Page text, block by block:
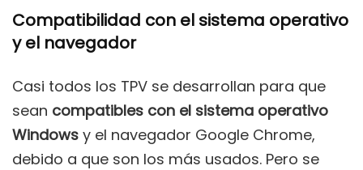
Compatibilidad con el sistema operativo
y el navegador
Casi todos los TPV se desarrollan para que
sean compatibles con el sistema operativo
Windows y el navegador Google Chrome,
debido a que son los más usados. Pero se